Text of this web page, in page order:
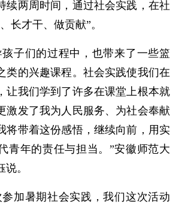
续两周时间，通过社会实践，在社
长才干、做贡献”。
子们的过程中，也带来了一些篮
类的兴趣课程。社会实践使我们在
让我们学到了许多在课堂上根本就
激发了我为人民服务、为社会奉献
将带着这份感悟，继续向前，用实
青年的责任与担当。”安徽师范大
。
加暑期社会实践，我们这次活动